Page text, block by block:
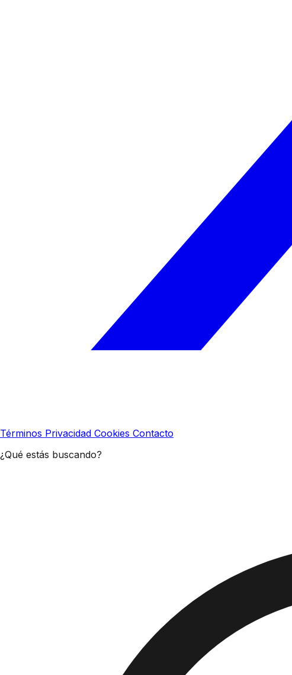
Términos Privacidad Cookies Contacto
¿Qué estás buscando?